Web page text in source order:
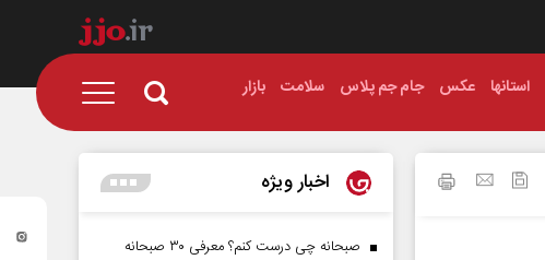
استانها عکس جام جم پلاس سلامت بازار
اخبار ویژه
صبحانه چی درست کنم؟ معرفی ۳۰ صبحانه